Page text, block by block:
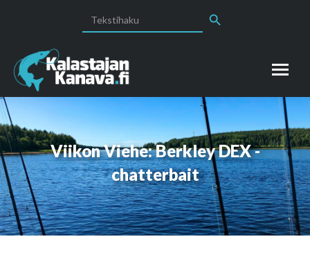
for:
Viikon Viehe: Berkley DEX -
chatterbait